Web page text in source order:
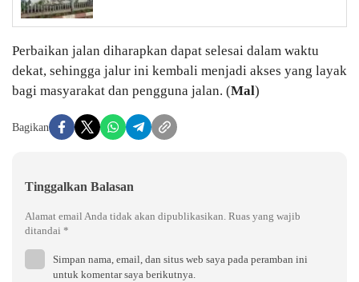
Perbaikan jalan diharapkan dapat selesai dalam waktu
dekat, sehingga jalur ini kembali menjadi akses yang layak
bagi masyarakat dan pengguna jalan. (Mal)
Bagikan
Tinggalkan Balasan
Alamat email Anda tidak akan dipublikasikan. Ruas yang wajib
ditandai *
Simpan nama, email, dan situs web saya pada peramban ini
untuk komentar saya berikutnya.